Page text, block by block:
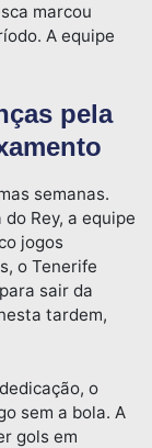
marcou
A equipe
pela
semanas.
Rey, a equipe
jogos
o Tenerife
sair da
tardem,
o
sem a bola. A
gols em